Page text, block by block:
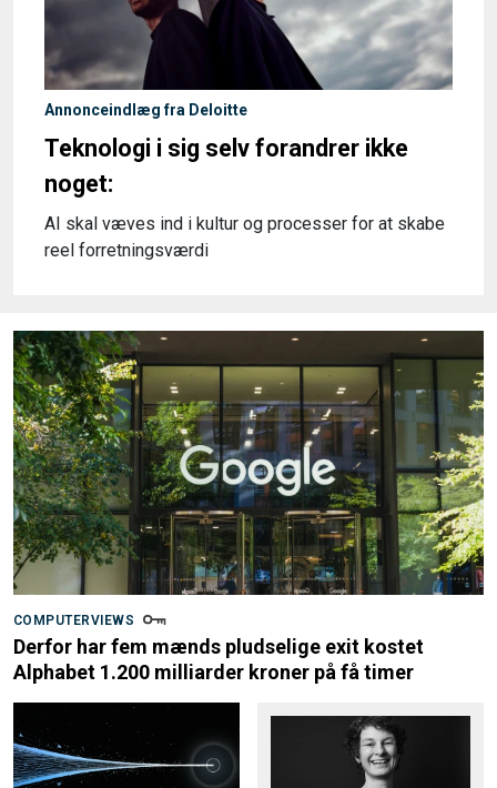
Annonceindlæg fra Deloitte
Teknologi i sig selv forandrer ikke
noget:
AI skal væves ind i kultur og processer for at skabe
reel forretningsværdi
COMPUTERVIEWS
Derfor har fem mænds pludselige exit kostet
Alphabet 1.200 milliarder kroner på få timer